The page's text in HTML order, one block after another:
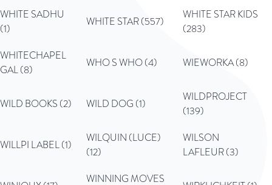
WHITE SADHU
(1)
WHITE STAR (557)
WHITE STAR KIDS
(283)
WHITECHAPEL
GAL (8)
WHO S WHO (4) WIEWORKA (8)
WILD BOOKS (2) WILD DOG (1)
WILDPROJECT
(139)
WILLPI LABEL (1)
WILQUIN (LUCE)
(12)
WILSON
LAFLEUR (3)
WINNING MOVES